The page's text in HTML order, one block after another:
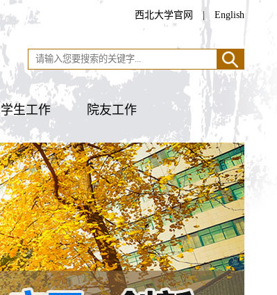
西北大学官网 | English
学生工作 院友工作